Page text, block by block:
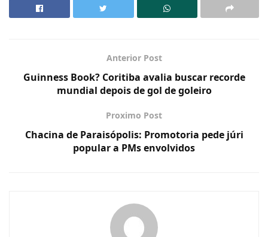
Anterior Post
Guinness Book? Coritiba avalia buscar recorde
mundial depois de gol de goleiro
Proximo Post
Chacina de Paraisópolis: Promotoria pede júri
popular a PMs envolvidos